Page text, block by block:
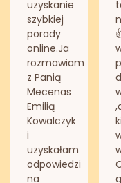
uzyskanie
szybkiej
porady
online.Ja
rozmawiam
z Panią
Mecenas
Emilią
Kowalczyk
i
uzyskałam
odpowiedzi
na